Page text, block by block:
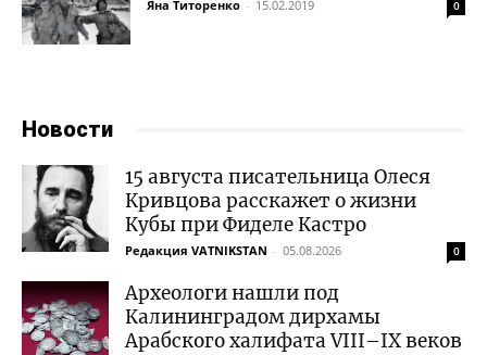
Яна Титоренко - 15.02.2019 0
Новости
15 августа писательница Олеся
Кривцова расскажет о жизни
Кубы при Фиделе Кастро
Редакция VATNIKSTAN - 05.08.2026 0
Археологи нашли под
Калининградом дирхамы
Арабского халифата VIII–IX веков